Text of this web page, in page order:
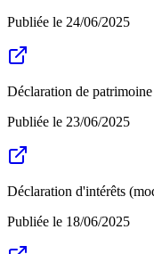
Publiée le 24/06/2025
Déclaration de patrimoine
Publiée le 23/06/2025
Déclaration d'intérêts
Publiée le 18/06/2025